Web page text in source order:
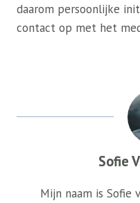
daarom persoonlijke
contact op met het
Sofie
Mijn naam is Sofie